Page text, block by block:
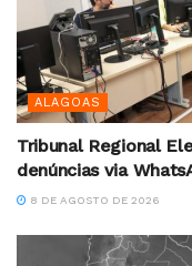
ALAGOAS
Tribunal Regional
denúncias via
8 DE AGOSTO DE 2026